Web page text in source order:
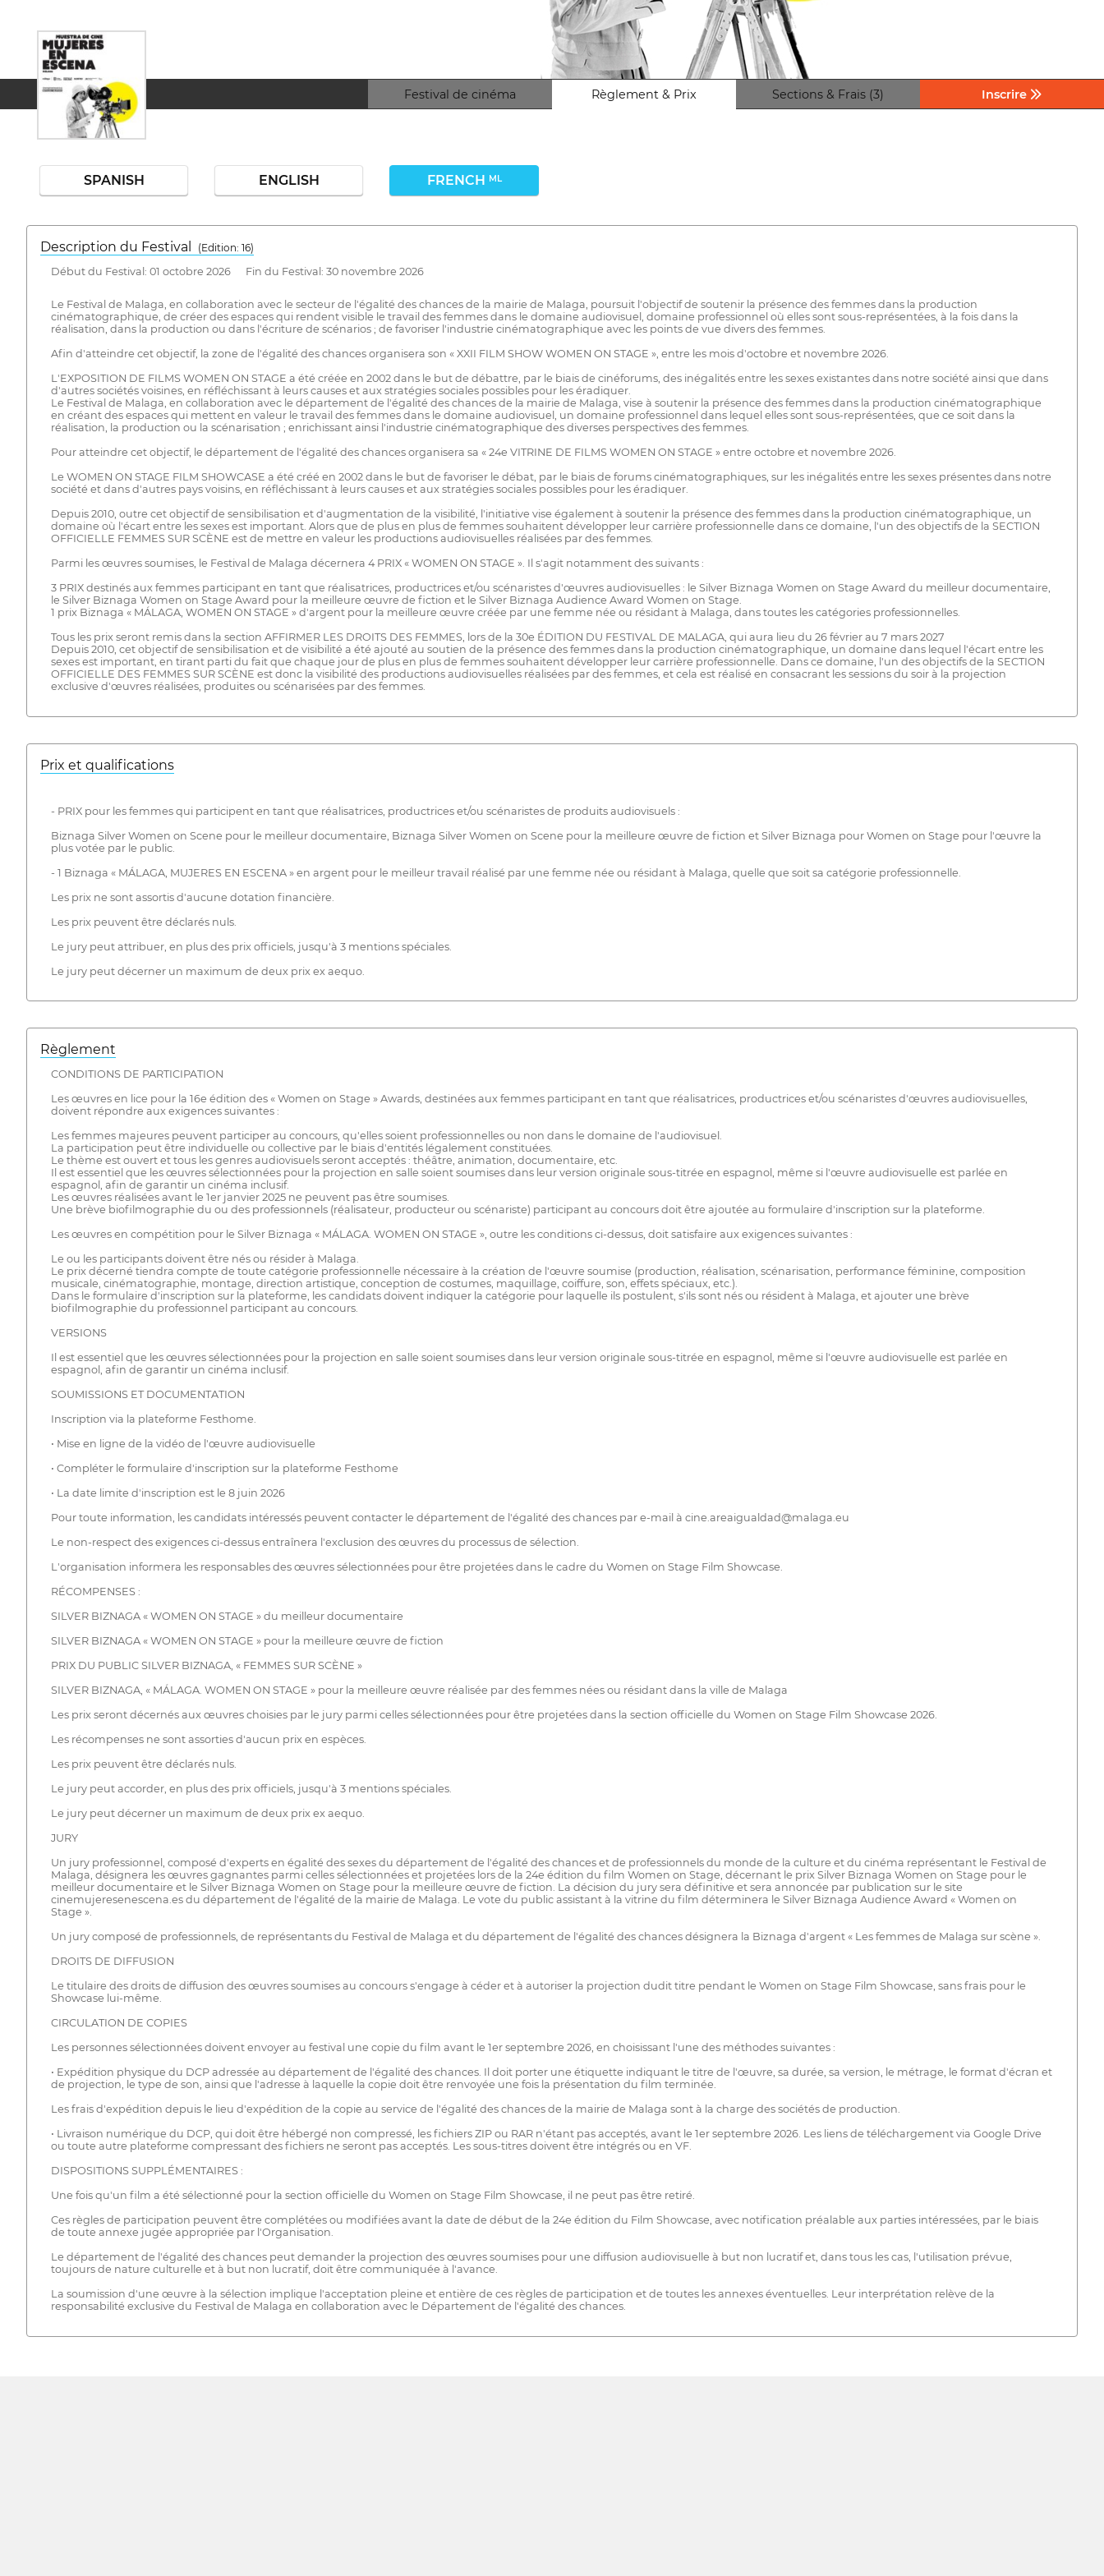
Festival de cinéma Règlement & Prix Sections & Frais (3) Inscrire
SPANISH ENGLISH FRENCH ML
Description du Festival
( Edition: 16)
Début du Festival: 01 octobre 2026 Fin du Festival: 30 novembre 2026
Le Festival de Malaga, en collaboration avec le secteur de l'égalité des chances de la mairie de Malaga, poursuit l'objectif de soutenir la présence des femmes dans la production
cinématographique, de créer des espaces qui rendent visible le travail des femmes dans le domaine audiovisuel, domaine professionnel où elles sont sous-représentées, à la fois dans la
réalisation, dans la production ou dans l'écriture de scénarios ; de favoriser l'industrie cinématographique avec les points de vue divers des femmes.
Afin d'atteindre cet objectif, la zone de l'égalité des chances organisera son « XXII FILM SHOW WOMEN ON STAGE », entre les mois d'octobre et novembre 2026.
L'EXPOSITION DE FILMS WOMEN ON STAGE a été créée en 2002 dans le but de débattre, par le biais de cinéforums, des inégalités entre les sexes existantes dans notre société ainsi que dans
d'autres sociétés voisines, en réfléchissant à leurs causes et aux stratégies sociales possibles pour les éradiquer.
Le Festival de Malaga, en collaboration avec le département de l'égalité des chances de la mairie de Malaga, vise à soutenir la présence des femmes dans la production cinématographique
en créant des espaces qui mettent en valeur le travail des femmes dans le domaine audiovisuel, un domaine professionnel dans lequel elles sont sous-représentées, que ce soit dans la
réalisation, la production ou la scénarisation ; enrichissant ainsi l'industrie cinématographique des diverses perspectives des femmes.
Pour atteindre cet objectif, le département de l'égalité des chances organisera sa « 24e VITRINE DE FILMS WOMEN ON STAGE » entre octobre et novembre 2026.
Le WOMEN ON STAGE FILM SHOWCASE a été créé en 2002 dans le but de favoriser le débat, par le biais de forums cinématographiques, sur les inégalités entre les sexes présentes dans notre
société et dans d'autres pays voisins, en réfléchissant à leurs causes et aux stratégies sociales possibles pour les éradiquer.
Depuis 2010, outre cet objectif de sensibilisation et d'augmentation de la visibilité, l'initiative vise également à soutenir la présence des femmes dans la production cinématographique, un
domaine où l'écart entre les sexes est important. Alors que de plus en plus de femmes souhaitent développer leur carrière professionnelle dans ce domaine, l'un des objectifs de la SECTION
OFFICIELLE FEMMES SUR SCÈNE est de mettre en valeur les productions audiovisuelles réalisées par des femmes.
Parmi les œuvres soumises, le Festival de Malaga décernera 4 PRIX « WOMEN ON STAGE ». Il s'agit notamment des suivants :
3 PRIX destinés aux femmes participant en tant que réalisatrices, productrices et/ou scénaristes d'œuvres audiovisuelles : le Silver Biznaga Women on Stage Award du meilleur documentaire,
le Silver Biznaga Women on Stage Award pour la meilleure œuvre de fiction et le Silver Biznaga Audience Award Women on Stage.
1 prix Biznaga « MÁLAGA, WOMEN ON STAGE » d'argent pour la meilleure œuvre créée par une femme née ou résidant à Malaga, dans toutes les catégories professionnelles.
Tous les prix seront remis dans la section AFFIRMER LES DROITS DES FEMMES, lors de la 30e ÉDITION DU FESTIVAL DE MALAGA, qui aura lieu du 26 février au 7 mars 2027
Depuis 2010, cet objectif de sensibilisation et de visibilité a été ajouté au soutien de la présence des femmes dans la production cinématographique, un domaine dans lequel l'écart entre les
sexes est important, en tirant parti du fait que chaque jour de plus en plus de femmes souhaitent développer leur carrière professionnelle. Dans ce domaine, l'un des objectifs de la SECTION
OFFICIELLE DES FEMMES SUR SCÈNE est donc la visibilité des productions audiovisuelles réalisées par des femmes, et cela est réalisé en consacrant les sessions du soir à la projection
exclusive d'œuvres réalisées, produites ou scénarisées par des femmes.
Prix ​​et qualifications
- PRIX pour les femmes qui participent en tant que réalisatrices, productrices et/ou scénaristes de produits audiovisuels :
Biznaga Silver Women on Scene pour le meilleur documentaire, Biznaga Silver Women on Scene pour la meilleure œuvre de fiction et Silver Biznaga pour Women on Stage pour l'œuvre la
plus votée par le public.
- 1 Biznaga « MÁLAGA, MUJERES EN ESCENA » en argent pour le meilleur travail réalisé par une femme née ou résidant à Malaga, quelle que soit sa catégorie professionnelle.
Les prix ne sont assortis d'aucune dotation financière.
Les prix peuvent être déclarés nuls.
Le jury peut attribuer, en plus des prix officiels, jusqu'à 3 mentions spéciales.
Le jury peut décerner un maximum de deux prix ex aequo.
Règlement
CONDITIONS DE PARTICIPATION
Les œuvres en lice pour la 16e édition des « Women on Stage » Awards, destinées aux femmes participant en tant que réalisatrices, productrices et/ou scénaristes d'œuvres audiovisuelles,
doivent répondre aux exigences suivantes :
Les femmes majeures peuvent participer au concours, qu'elles soient professionnelles ou non dans le domaine de l'audiovisuel.
La participation peut être individuelle ou collective par le biais d'entités légalement constituées.
Le thème est ouvert et tous les genres audiovisuels seront acceptés : théâtre, animation, documentaire, etc.
Il est essentiel que les œuvres sélectionnées pour la projection en salle soient soumises dans leur version originale sous-titrée en espagnol, même si l'œuvre audiovisuelle est parlée en
espagnol, afin de garantir un cinéma inclusif.
Les œuvres réalisées avant le 1er janvier 2025 ne peuvent pas être soumises.
Une brève biofilmographie du ou des professionnels (réalisateur, producteur ou scénariste) participant au concours doit être ajoutée au formulaire d'inscription sur la plateforme.
Les œuvres en compétition pour le Silver Biznaga « MÁLAGA. WOMEN ON STAGE », outre les conditions ci-dessus, doit satisfaire aux exigences suivantes :
Le ou les participants doivent être nés ou résider à Malaga.
Le prix décerné tiendra compte de toute catégorie professionnelle nécessaire à la création de l'œuvre soumise (production, réalisation, scénarisation, performance féminine, composition
musicale, cinématographie, montage, direction artistique, conception de costumes, maquillage, coiffure, son, effets spéciaux, etc.).
Dans le formulaire d'inscription sur la plateforme, les candidats doivent indiquer la catégorie pour laquelle ils postulent, s'ils sont nés ou résident à Malaga, et ajouter une brève
biofilmographie du professionnel participant au concours.
VERSIONS
Il est essentiel que les œuvres sélectionnées pour la projection en salle soient soumises dans leur version originale sous-titrée en espagnol, même si l'œuvre audiovisuelle est parlée en
espagnol, afin de garantir un cinéma inclusif.
SOUMISSIONS ET DOCUMENTATION
Inscription via la plateforme Festhome.
• Mise en ligne de la vidéo de l'œuvre audiovisuelle
• Compléter le formulaire d'inscription sur la plateforme Festhome
• La date limite d'inscription est le 8 juin 2026
Pour toute information, les candidats intéressés peuvent contacter le département de l'égalité des chances par e-mail à cine.areaigualdad@malaga.eu
Le non-respect des exigences ci-dessus entraînera l'exclusion des œuvres du processus de sélection.
L'organisation informera les responsables des œuvres sélectionnées pour être projetées dans le cadre du Women on Stage Film Showcase.
RÉCOMPENSES :
SILVER BIZNAGA « WOMEN ON STAGE » du meilleur documentaire
SILVER BIZNAGA « WOMEN ON STAGE » pour la meilleure œuvre de fiction
PRIX DU PUBLIC SILVER BIZNAGA, « FEMMES SUR SCÈNE »
SILVER BIZNAGA, « MÁLAGA. WOMEN ON STAGE » pour la meilleure œuvre réalisée par des femmes nées ou résidant dans la ville de Malaga
Les prix seront décernés aux œuvres choisies par le jury parmi celles sélectionnées pour être projetées dans la section officielle du Women on Stage Film Showcase 2026.
Les récompenses ne sont assorties d'aucun prix en espèces.
Les prix peuvent être déclarés nuls.
Le jury peut accorder, en plus des prix officiels, jusqu'à 3 mentions spéciales.
Le jury peut décerner un maximum de deux prix ex aequo.
JURY
Un jury professionnel, composé d'experts en égalité des sexes du département de l'égalité des chances et de professionnels du monde de la culture et du cinéma représentant le Festival de
Malaga, désignera les œuvres gagnantes parmi celles sélectionnées et projetées lors de la 24e édition du film Women on Stage, décernant le prix Silver Biznaga Women on Stage pour le
meilleur documentaire et le Silver Biznaga Women on Stage pour la meilleure œuvre de fiction. La décision du jury sera définitive et sera annoncée par publication sur le site
cinemujeresenescena.es du département de l'égalité de la mairie de Malaga. Le vote du public assistant à la vitrine du film déterminera le Silver Biznaga Audience Award « Women on
Stage ».
Un jury composé de professionnels, de représentants du Festival de Malaga et du département de l'égalité des chances désignera la Biznaga d'argent « Les femmes de Malaga sur scène ».
DROITS DE DIFFUSION
Le titulaire des droits de diffusion des œuvres soumises au concours s'engage à céder et à autoriser la projection dudit titre pendant le Women on Stage Film Showcase, sans frais pour le
Showcase lui-même.
CIRCULATION DE COPIES
Les personnes sélectionnées doivent envoyer au festival une copie du film avant le 1er septembre 2026, en choisissant l'une des méthodes suivantes :
• Expédition physique du DCP adressée au département de l'égalité des chances. Il doit porter une étiquette indiquant le titre de l'œuvre, sa durée, sa version, le métrage, le format d'écran et
de projection, le type de son, ainsi que l'adresse à laquelle la copie doit être renvoyée une fois la présentation du film terminée.
Les frais d'expédition depuis le lieu d'expédition de la copie au service de l'égalité des chances de la mairie de Malaga sont à la charge des sociétés de production.
• Livraison numérique du DCP, qui doit être hébergé non compressé, les fichiers ZIP ou RAR n'étant pas acceptés, avant le 1er septembre 2026. Les liens de téléchargement via Google Drive
ou toute autre plateforme compressant des fichiers ne seront pas acceptés. Les sous-titres doivent être intégrés ou en VF.
DISPOSITIONS SUPPLÉMENTAIRES :
Une fois qu'un film a été sélectionné pour la section officielle du Women on Stage Film Showcase, il ne peut pas être retiré.
Ces règles de participation peuvent être complétées ou modifiées avant la date de début de la 24e édition du Film Showcase, avec notification préalable aux parties intéressées, par le biais
de toute annexe jugée appropriée par l'Organisation.
Le département de l'égalité des chances peut demander la projection des œuvres soumises pour une diffusion audiovisuelle à but non lucratif et, dans tous les cas, l'utilisation prévue,
toujours de nature culturelle et à but non lucratif, doit être communiquée à l'avance.
La soumission d'une œuvre à la sélection implique l'acceptation pleine et entière de ces règles de participation et de toutes les annexes éventuelles. Leur interprétation relève de la
responsabilité exclusive du Festival de Malaga en collaboration avec le Département de l'égalité des chances.